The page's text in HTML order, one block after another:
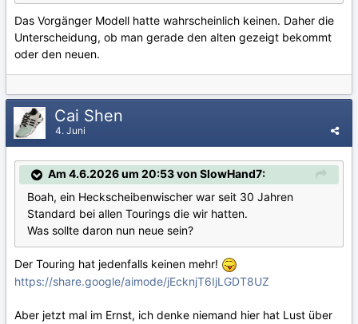
Das Vorgänger Modell hatte wahrscheinlich keinen. Daher die
Unterscheidung, ob man gerade den alten gezeigt bekommt
oder den neuen.
Cai Shen
4. Juni
Am 4.6.2026 um 20:53 von SlowHand7:
Boah, ein Heckscheibenwischer war seit 30 Jahren
Standard bei allen Tourings die wir hatten.
Was sollte daron nun neue sein?
Der Touring hat jedenfalls keinen mehr!
https://share.google/aimode/jEcknjT6IjLGDT8UZ
Aber jetzt mal im Ernst, ich denke niemand hier hat Lust über